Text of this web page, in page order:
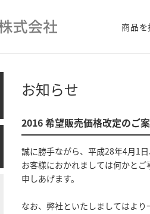
商品を
お知らせ
2016 希望販売価格改定のご
誠に勝手ながら、平成28年4月1
お客様におかれましては何かと
申しあげます。
なお、弊社といたしましてはより